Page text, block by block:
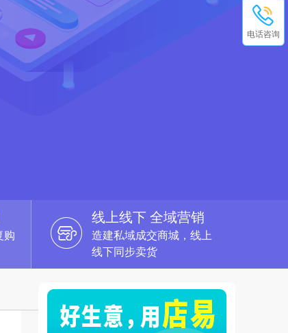
购
线上线下 全域营销
造建私域成交商城，线上
线下同步卖货
电话咨询